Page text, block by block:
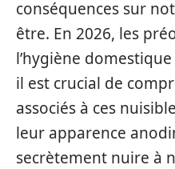
conséquences sur
être. En 2026, les
l’hygiène
il est crucial de
associés à ces
leur apparence
secrètement nuire à